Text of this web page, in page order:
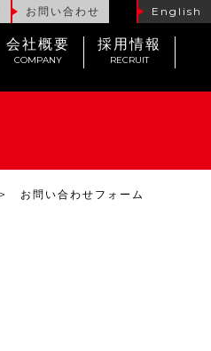
お問い合わせ English
会社概要
COMPANY
採用情報
RECRUIT
お問い合わせフォーム